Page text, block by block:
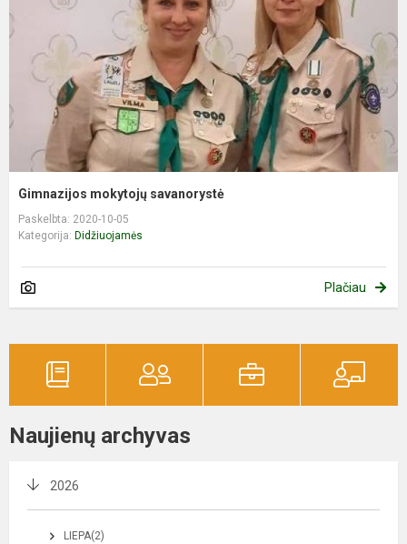
Gimnazijos mokytojų savanorystė
Paskelbta: 2020-10-05
Kategorija: Didžiuojamės
Plačiau
Naujienų archyvas
2026
LIEPA(2)